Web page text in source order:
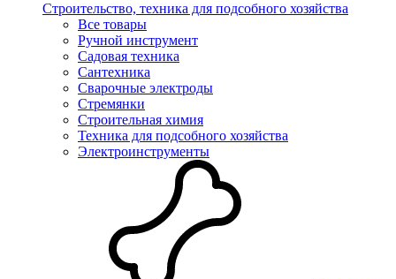
Строительство, техника для подсобного хозяйства
Все товары
Ручной инструмент
Садовая техника
Сантехника
Сварочные электроды
Стремянки
Строительная химия
Техника для подсобного хозяйства
Электроинструменты